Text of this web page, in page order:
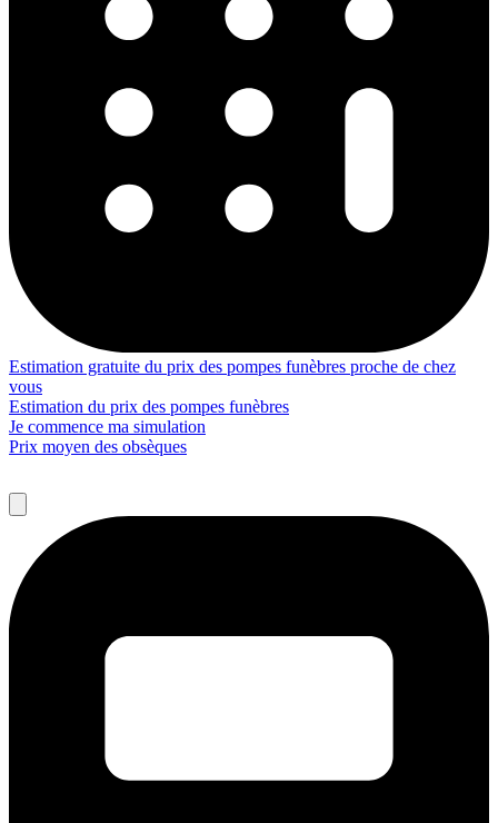
Estimation gratuite du prix des pompes funèbres proche de chez
vous
Estimation du prix des pompes funèbres
Je commence ma simulation
Prix moyen des obsèques